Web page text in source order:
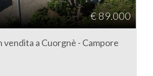
€ 89.000
vendita a Cuorgnè - Campore